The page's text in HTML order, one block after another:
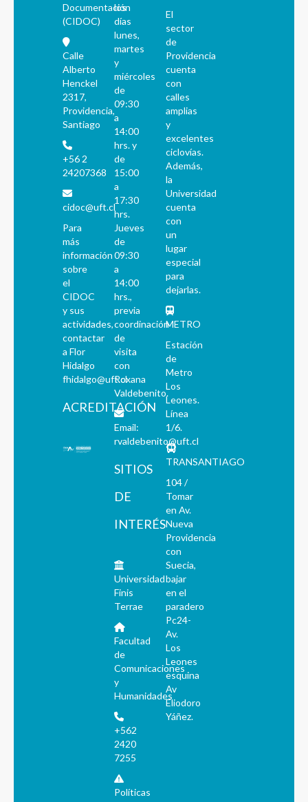
Documentación
(CIDOC)
Calle
Alberto
Henckel
2317,
Providencia,
Santiago
+56 2
24207368
cidoc@uft.cl
Para
más
información
sobre
el
CIDOC
y sus
actividades,
contactar
a Flor
Hidalgo
fhidalgo@uft.cl
ACREDITACIÓN
los
días
lunes,
martes
y
miércoles
de
09:30
a
14:00
hrs. y
de
15:00
a
17:30
hrs.
Jueves
de
09:30
a
14:00
hrs.,
previa
coordinación
de
visita
con
Roxana
Valdebenito.
Email:
rvaldebenito@uft.cl
SITIOS
DE
INTERÉS
Universidad
Finis
Terrae
Facultad
de
Comunicaciones
y
Humanidades
+562
2420
7255
Políticas
El
sector
de
Providencia
cuenta
con
calles
amplias
y
excelentes
ciclovías.
Además,
la
Universidad
cuenta
con
un
lugar
especial
para
dejarlas.
METRO
Estación
de
Metro
Los
Leones.
Línea
1/6.
TRANSANTIAGO
104 /
Tomar
en Av.
Nueva
Providencia
con
Suecia,
bajar
en el
paradero
Pc24-
Av.
Los
Leones
esquina
Av
Eliodoro
Yáñez.